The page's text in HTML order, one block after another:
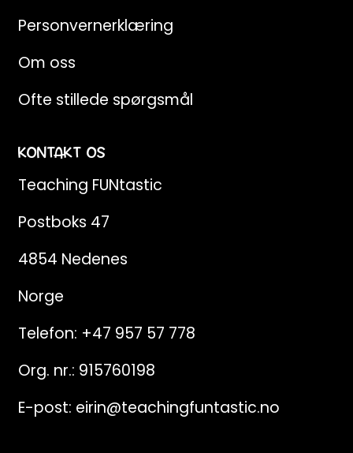
Personvernerklæring
Om oss
Ofte stillede spørgsmål
KONTAKT OS
Teaching FUNtastic
Postboks 47
4854 Nedenes
Norge
Telefon: +47 957 57 778
Org. nr.: 915760198
E-post: eirin@teachingfuntastic.no